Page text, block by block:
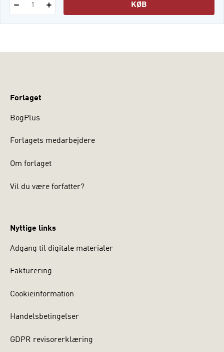
1 KØB
Forlaget
BogPlus
Forlagets medarbejdere
Om forlaget
Vil du være forfatter?
Nyttige links
Adgang til digitale materialer
Fakturering
Cookieinformation
Handelsbetingelser
GDPR revisorerklæring